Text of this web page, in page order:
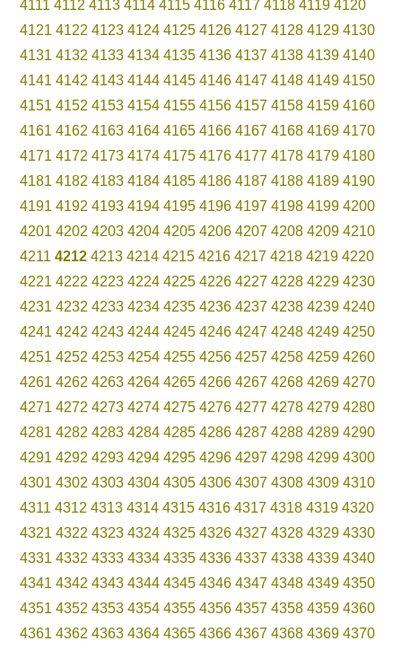
4111 4112 4113 4114 4115 4116 4117 4118 4119 4120
4121 4122 4123 4124 4125 4126 4127 4128 4129 4130
4131 4132 4133 4134 4135 4136 4137 4138 4139 4140
4141 4142 4143 4144 4145 4146 4147 4148 4149 4150
4151 4152 4153 4154 4155 4156 4157 4158 4159 4160
4161 4162 4163 4164 4165 4166 4167 4168 4169 4170
4171 4172 4173 4174 4175 4176 4177 4178 4179 4180
4181 4182 4183 4184 4185 4186 4187 4188 4189 4190
4191 4192 4193 4194 4195 4196 4197 4198 4199 4200
4201 4202 4203 4204 4205 4206 4207 4208 4209 4210
4211 4212 4213 4214 4215 4216 4217 4218 4219 4220
4221 4222 4223 4224 4225 4226 4227 4228 4229 4230
4231 4232 4233 4234 4235 4236 4237 4238 4239 4240
4241 4242 4243 4244 4245 4246 4247 4248 4249 4250
4251 4252 4253 4254 4255 4256 4257 4258 4259 4260
4261 4262 4263 4264 4265 4266 4267 4268 4269 4270
4271 4272 4273 4274 4275 4276 4277 4278 4279 4280
4281 4282 4283 4284 4285 4286 4287 4288 4289 4290
4291 4292 4293 4294 4295 4296 4297 4298 4299 4300
4301 4302 4303 4304 4305 4306 4307 4308 4309 4310
4311 4312 4313 4314 4315 4316 4317 4318 4319 4320
4321 4322 4323 4324 4325 4326 4327 4328 4329 4330
4331 4332 4333 4334 4335 4336 4337 4338 4339 4340
4341 4342 4343 4344 4345 4346 4347 4348 4349 4350
4351 4352 4353 4354 4355 4356 4357 4358 4359 4360
4361 4362 4363 4364 4365 4366 4367 4368 4369 4370